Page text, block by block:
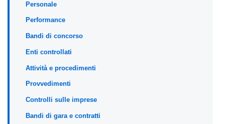
Personale
Performance
Bandi di concorso
Enti controllati
Attività e procedimenti
Provvedimenti
Controlli sulle imprese
Bandi di gara e contratti